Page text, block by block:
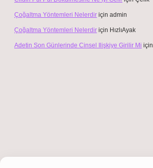
Çoğaltma Yöntemleri Nelerdir için admin
Çoğaltma Yöntemleri Nelerdir için HızlıAyak
Adetin Son Günlerinde Cinsel Ilişkiye Girilir Mi için